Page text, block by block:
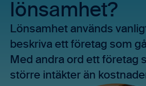
lönsamhet?
Lönsamhet används
beskriva ett företag som
Med andra ord ett företag
större intäkter än